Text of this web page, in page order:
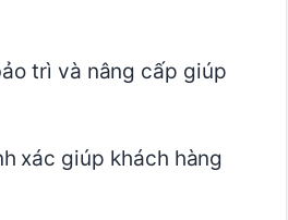
trì và nâng cấp giúp
xác giúp khách hàng